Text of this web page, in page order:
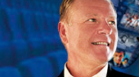
Премьера состоялась
Спектакль идёт без